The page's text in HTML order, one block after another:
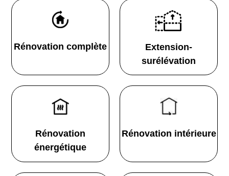
Rénovation complète
Extension-
surélévation
Rénovation
énergétique
Rénovation intérieure